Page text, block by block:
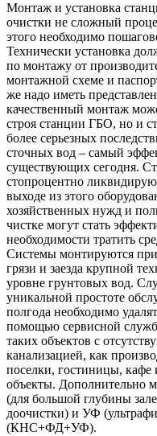
Монтаж и установка
очистки не сложный
этого необходимо
Технически установка
по монтажу от
монтажной схеме и
же надо иметь
качественный монтаж
строя станции ГБО, но и
более серьезных
сточных вод – самый
существующих сегодня.
стопроцентно
выходе из этого
хозяйственных нужд и
чистке могут стать
необходимости тратить
Системы монтируются
грязи и заезда крупной
уровне грунтовых вод.
уникальной простоте
полгода необходимо
помощью сервисной
таких объектов с
канализацией, как
поселки, гостиницы, кафе
объекты. Дополнительно
(для большой глубины
доочистки) и УФ
(КНС+ФД+УФ).